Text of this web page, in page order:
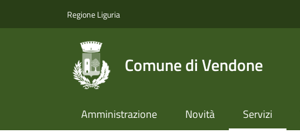
Regione Liguria
Comune di Vendone
Amministrazione Novità Servizi